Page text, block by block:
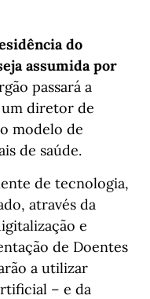
do
assumida por
passará a
diretor de
modelo de
de saúde.
de tecnologia,
através da
e
de Doentes
a utilizar
– e da